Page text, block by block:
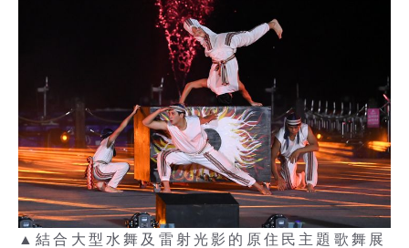
▲結合大型水舞及雷射光影的原住民主題歌舞展